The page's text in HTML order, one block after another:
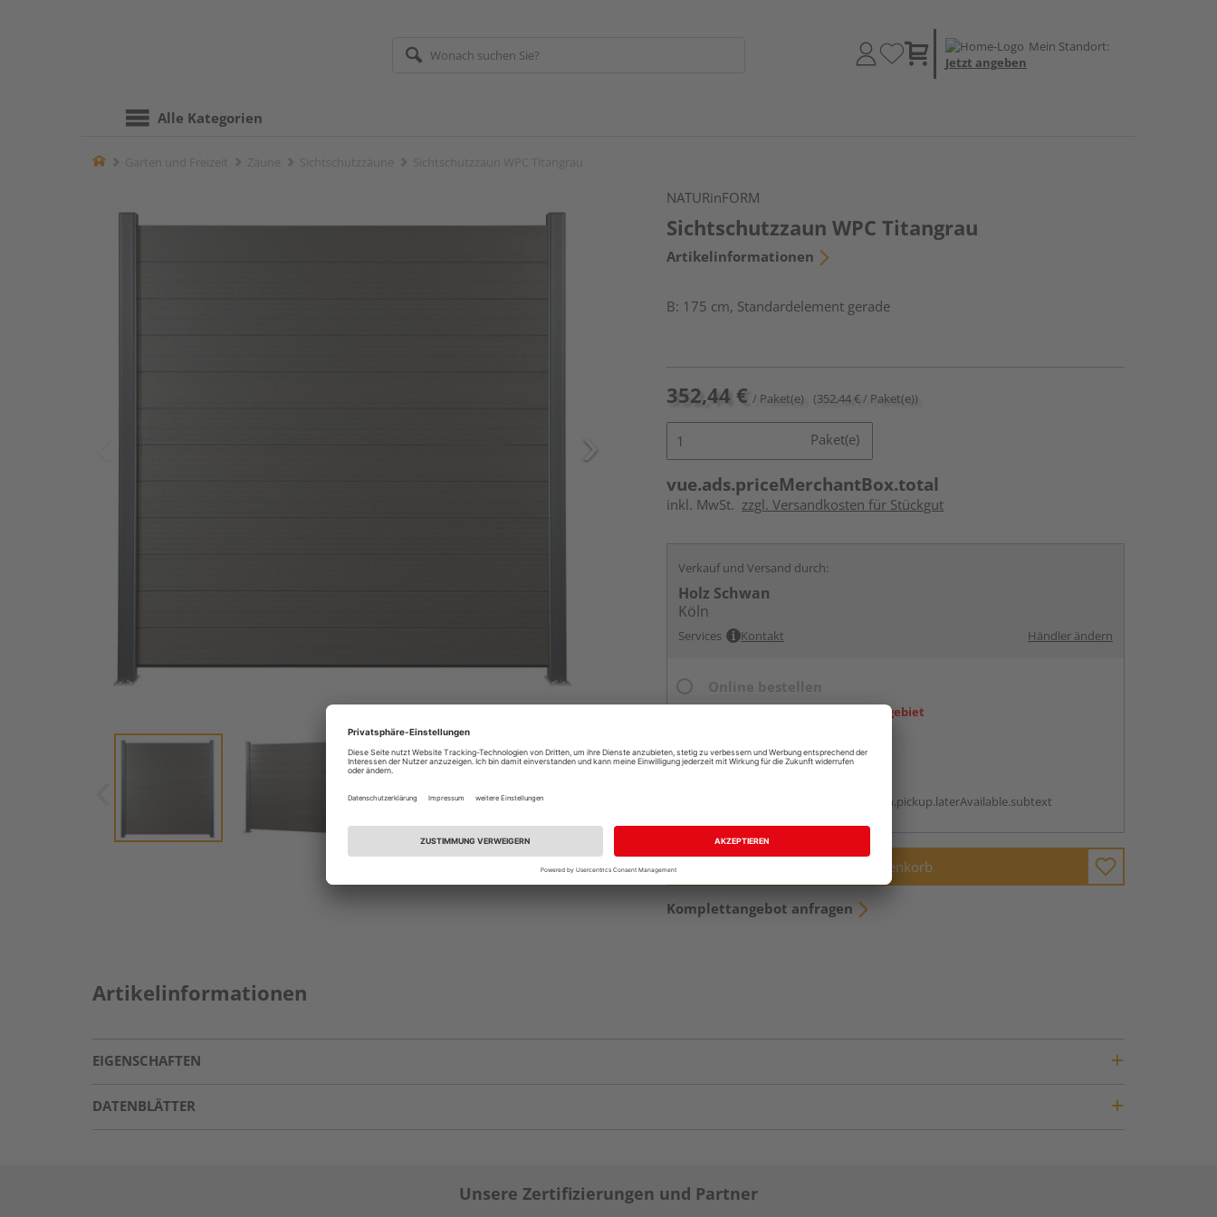
Mein Standort:
Jetzt angeben
Alle Kategorien
Home
NATURinFORM
Sichtschutzzaun WPC Titangrau
Artikelinformationen
B: 175 cm, Standardelement gerade
352,44 € / Paket(e) (352,44 € / Paket(e))
Paket(e)
vue.ads.priceMerchantBox.total
inkl. MwSt. zzgl. Versandkosten für Stückgut
Verkauf und Versand durch:
Holz Schwan
Köln
Services Kontakt Händler ändern
Online bestellen
Ihr Standort ist nicht im Liefergebiet
Beim Händler abholen
vue.ads.priceMerchantBox.option.pickup.laterAvailable.subtext
In den Warenkorb
Komplettangebot anfragen
Artikelinformationen
EIGENSCHAFTEN
DATENBLÄTTER
Unsere Zertifizierungen und Partner